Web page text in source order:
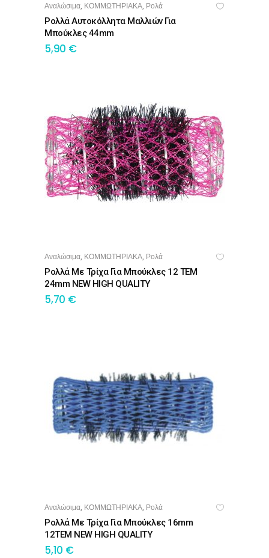
ΠΡΟΣΘΉΚΗ ΣΤΟ ΚΑΛΆΘΙ
Αναλώσιμα, ΚΟΜΜΩΤΗΡΙΑΚΑ, Ρολά
Ρολλά Αυτοκόλλητα Μαλλιών Για
Μπούκλες 44mm
5,90 €
ΠΡΟΣΘΉΚΗ ΣΤΟ ΚΑΛΆΘΙ
Αναλώσιμα, ΚΟΜΜΩΤΗΡΙΑΚΑ, Ρολά
Ρολλά Με Τρίχα Για Μπούκλες 12 TEM
24mm NEW HIGH QUALITY
5,70 €
ΠΡΟΣΘΉΚΗ ΣΤΟ ΚΑΛΆΘΙ
Αναλώσιμα, ΚΟΜΜΩΤΗΡΙΑΚΑ, Ρολά
Ρολλά Με Τρίχα Για Μπούκλες 16mm
12ΤΕΜ NEW HIGH QUALITY
5,10 €